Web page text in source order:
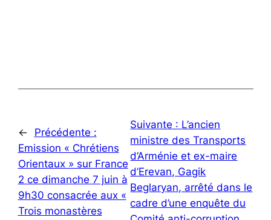
←
Précédente :
Emission « Chrétiens
Orientaux » sur France
2 ce dimanche 7 juin à
9h30 consacrée aux «
Trois monastères
Suivante : L’ancien
ministre des Transports
d’Arménie et ex-maire
d’Erevan, Gagik
Beglaryan, arrêté dans le
cadre d’une enquête du